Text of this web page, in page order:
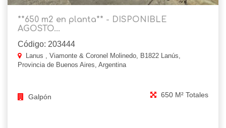
**650 m2 en planta** - DISPONIBLE
AGOSTO...
Código: 203444
Lanus , Viamonte & Coronel Molinedo, B1822 Lanús,
Provincia de Buenos Aires, Argentina
Galpón 650 M² Totales